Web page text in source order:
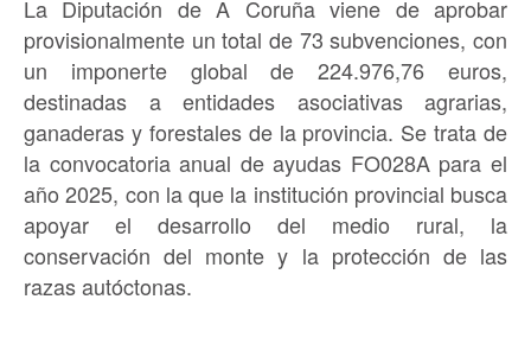
La Diputación de A Coruña viene de aprobar
provisionalmente un total de 73 subvenciones, con
un imponerte global de 224.976,76 euros,
destinadas a entidades asociativas agrarias,
ganaderas y forestales de la provincia. Se trata de
la convocatoria anual de ayudas FO028A para el
año 2025, con la que la institución provincial busca
apoyar el desarrollo del medio rural, la
conservación del monte y la protección de las
razas autóctonas.